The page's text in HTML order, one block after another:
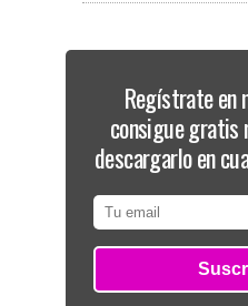
Regístrate
consigue gratis
descargarlo en